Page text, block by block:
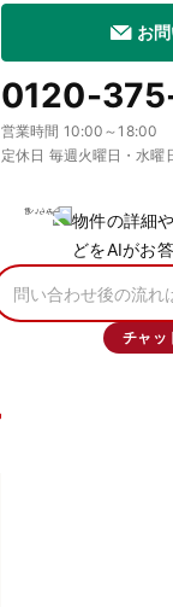
お
0120-
営業時間 10:00～18:00
定休日 毎週火曜日・水曜
物件の詳細
どをAIがお
チャッ